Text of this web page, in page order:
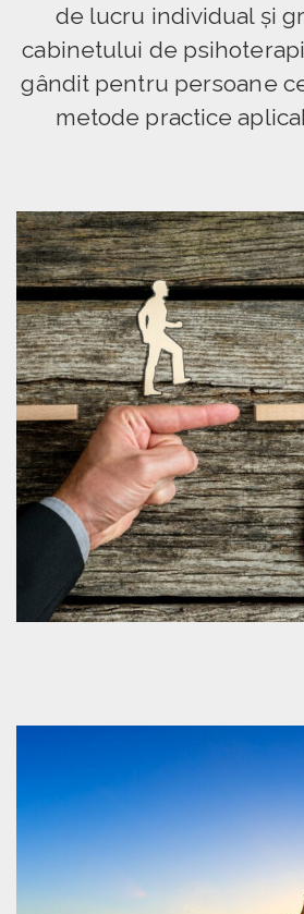
de lucru individual și
cabinetului de
gândit pentru persoane
metode practice